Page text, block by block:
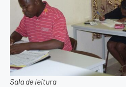
Sala de leitura